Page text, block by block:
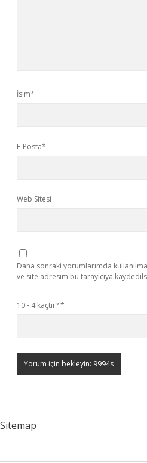
İsim*
E-Posta*
Web Sitesi
Daha sonraki yorumlarımda
ve site adresim bu tarayıcıya
10 - 4 kaçtır?*
Sitemap